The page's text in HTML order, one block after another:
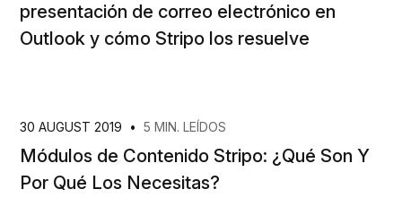
presentación de correo electrónico en
Outlook y cómo Stripo los resuelve
30 AUGUST 2019 • 5 MIN. LEÍDOS
Módulos de Contenido Stripo: ¿Qué Son Y
Por Qué Los Necesitas?